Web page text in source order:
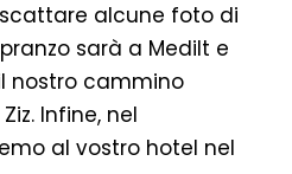
alcune foto di
sarà a Medilt e
nostro cammino
Infine, nel
al vostro hotel nel